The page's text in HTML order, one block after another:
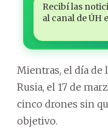
Recibí las
al canal de ÚH
Mientras, el día de
Rusia, el 17 de
cinco drones sin
objetivo.